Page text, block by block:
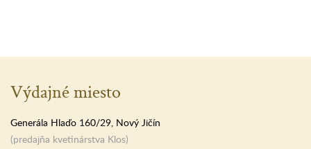
Výdajné miesto
Generála Hlaďo 160/29, Nový Jičín
(predajňa kvetinárstva Klos)